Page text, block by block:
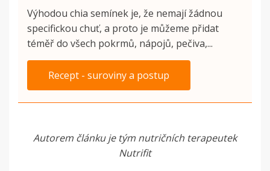
Výhodou chia semínek je, že nemají žádnou
specifickou chuť, a proto je můžeme přidat
téměř do všech pokrmů, nápojů, pečiva,...
Recept - suroviny a postup
Autorem článku je tým nutričních terapeutek
Nutrifit